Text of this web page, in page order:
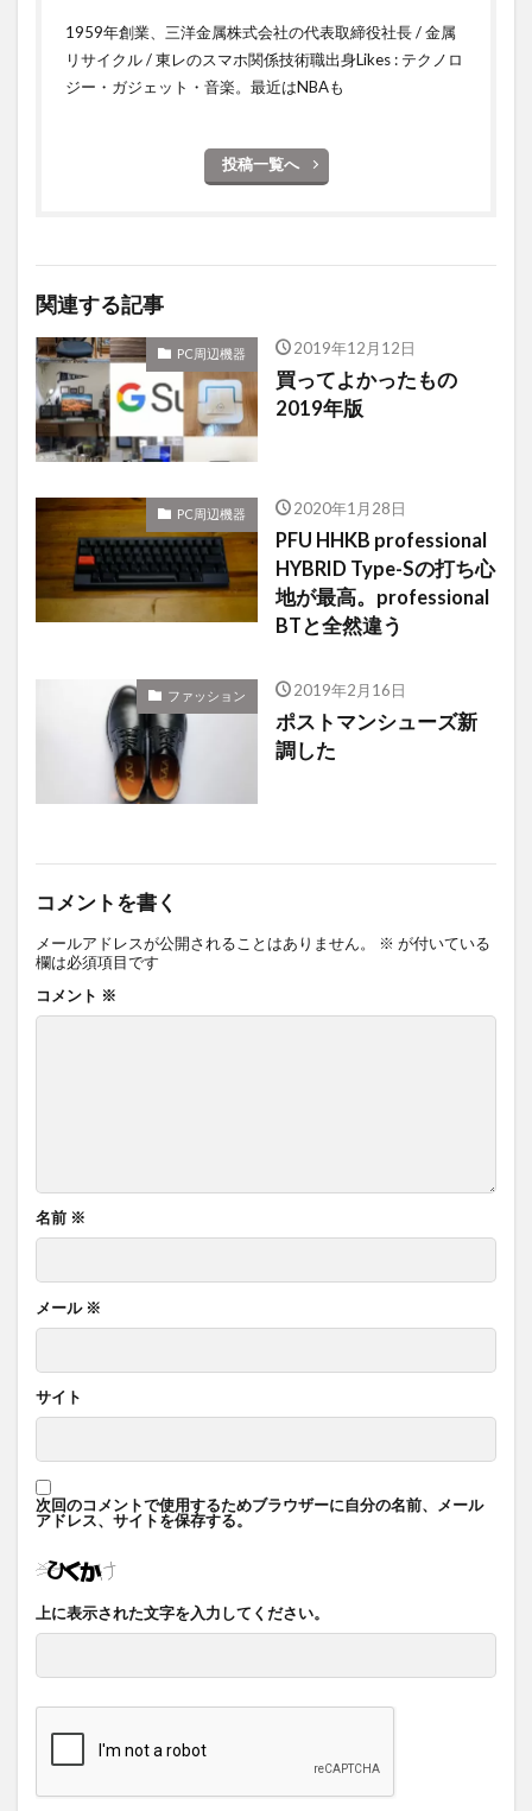
1959年創業、三洋金属株式会社の代表取締役社長 / 金属
リサイクル / 東レのスマホ関係技術職出身Likes : テクノロ
ジー・ガジェット・音楽。最近はNBAも
投稿一覧へ
関連する記事
PC周辺機器 2019年12月12日
買ってよかったもの
2019年版
PC周辺機器 2020年1月28日
PFU HHKB professional
HYBRID Type-Sの打ち心
地が最高。professional
BTと全然違う
ファッション 2019年2月16日
ポストマンシューズ新
調した
コメントを書く
メールアドレスが公開されることはありません。 ※ が付いている
欄は必須項目です
コメント ※
名前 ※
メール ※
サイト
次回のコメントで使用するためブラウザーに自分の名前、メール
アドレス、サイトを保存する。
上に表示された文字を入力してください。